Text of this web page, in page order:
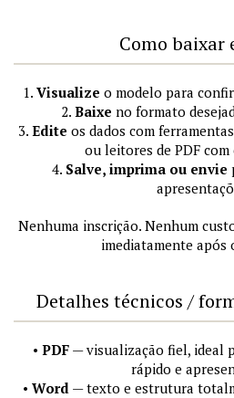
Como baixar
1. Visualize o modelo para
2. Baixe no formato
3. Edite os dados com
ou leitores de PDF com
4. Salve, imprima ou envie
Nenhuma inscrição. Nenhum
imediatamente após
Detalhes técnicos /
• PDF — visualização fiel, ideal
rápido e
• Word — texto e estrutura